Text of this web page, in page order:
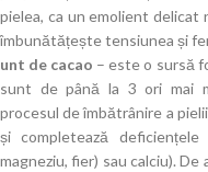
pielea, ca un emolient delicat
îmbunătățește tensiunea și
unt de cacao – este o sursă
sunt de până la 3 ori mai
procesul de îmbătrânire a
și completează
magneziu, fier) ​​sau calciu).